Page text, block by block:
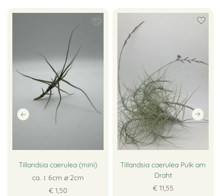
Tillandsia caerulea (mini)
ca. ↕ 6cm ∅ 2cm
€ 1,50
Tillandsia caerulea Pulk am
Draht
€ 11,55